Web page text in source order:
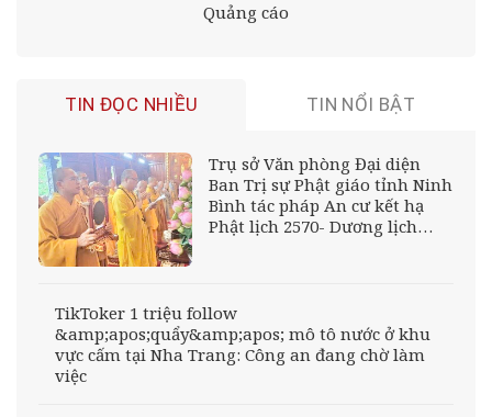
Quảng cáo
TIN ĐỌC NHIỀU TIN NỔI BẬT
Trụ sở Văn phòng Đại diện
Ban Trị sự Phật giáo tỉnh Ninh
Bình tác pháp An cư kết hạ
Phật lịch 2570- Dương lịch
TikToker 1 triệu follow
&amp;apos;quẩy&amp;apos; mô tô nước ở khu
vực cấm tại Nha Trang: Công an đang chờ làm
việc